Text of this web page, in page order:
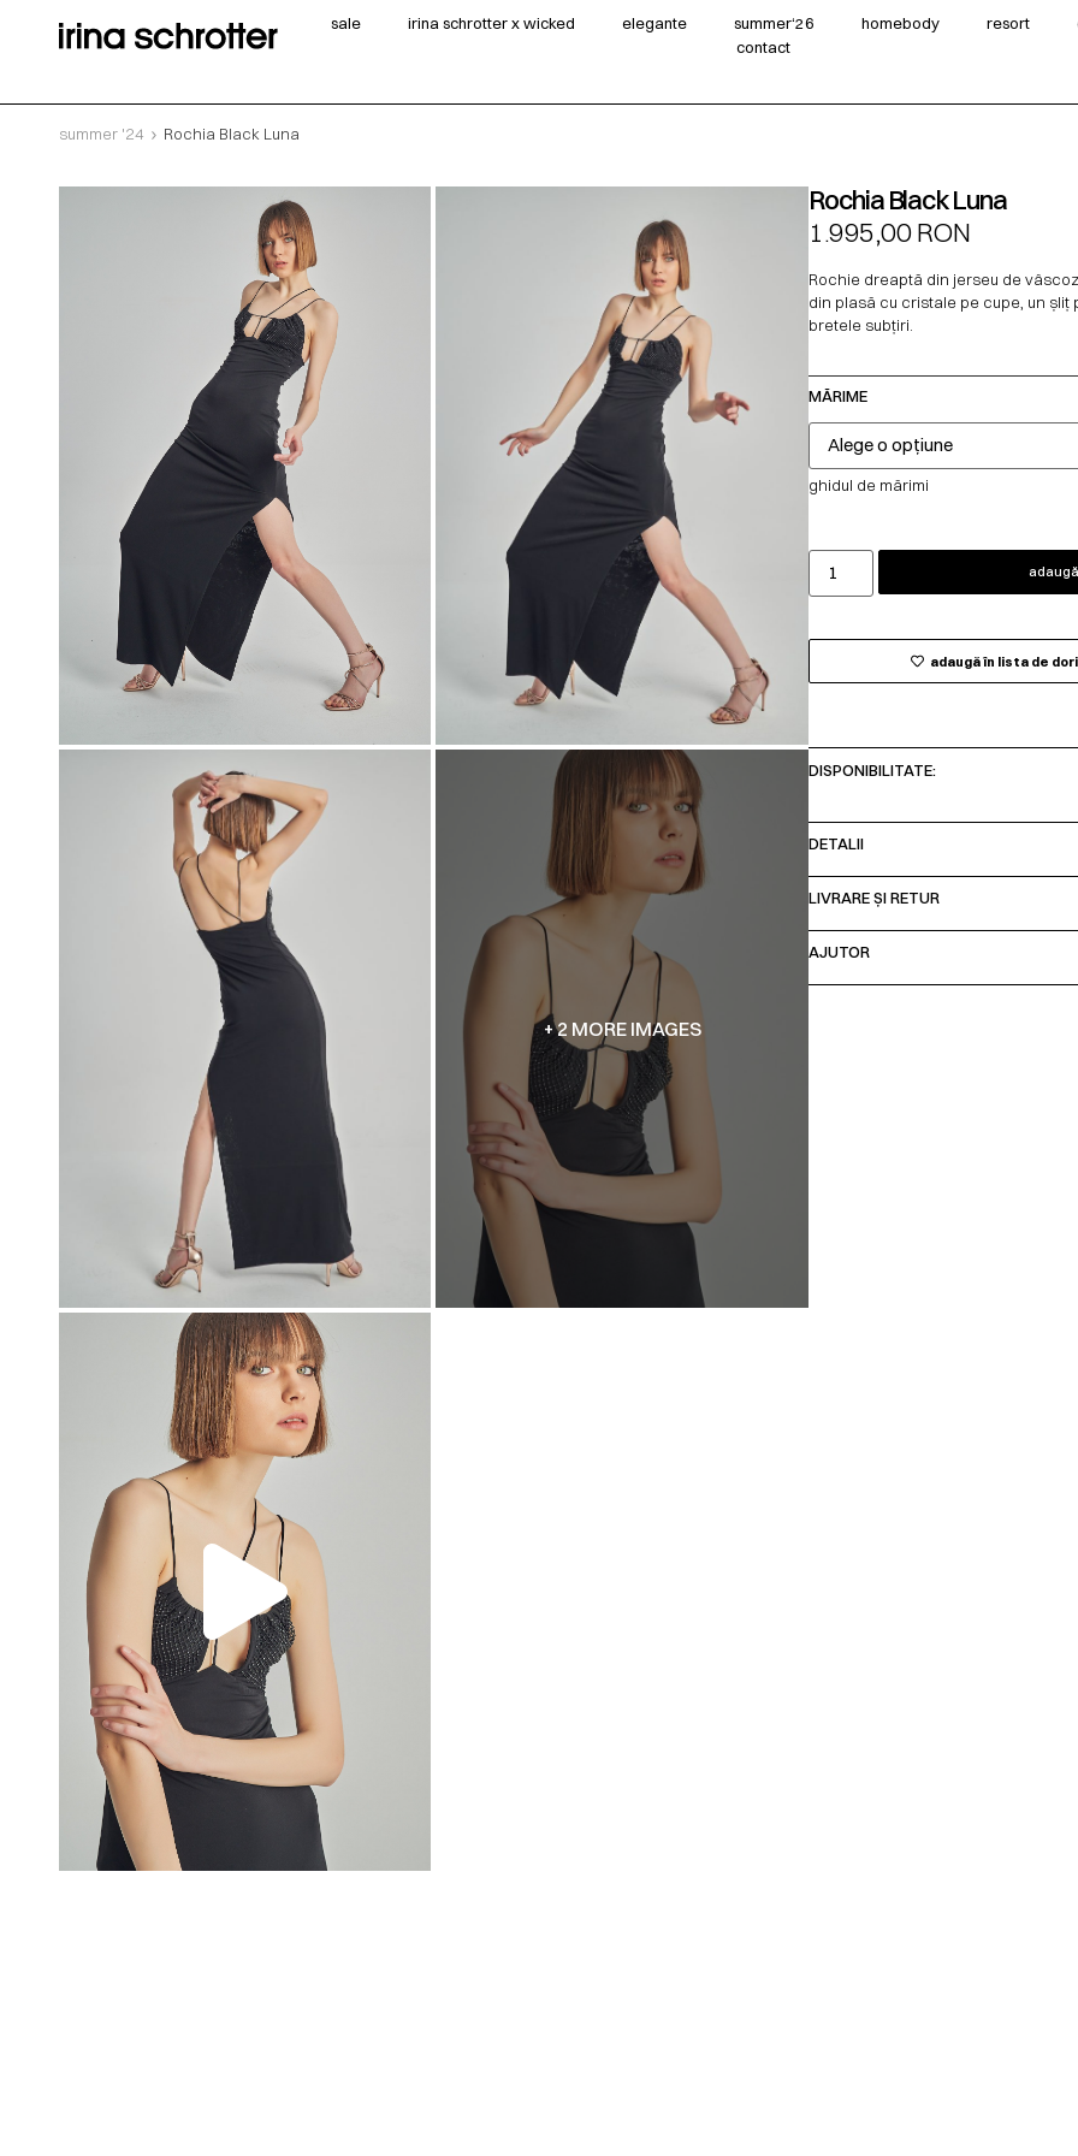
sale irina schrotter x wicked elegante summer‘26 homebody resort
contact
summer '24 Rochia Black Luna
+ 2 MORE IMAGES
00:00
Rochia Black Luna
1.995,00RON
Rochie dreaptă din jerseu de
din plasă cu cristale pe cupe, un șliţ
bretele subţiri.
MĂRIME
ghidul de mărimi
adaugă în lista de
DISPONIBILITATE:
DETALII
LIVRARE ȘI RETUR
AJUTOR